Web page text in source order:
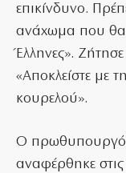
επικίνδυνο.
ανάχωμα που θα
Έλληνες».
«Αποκλείστε με
κουρελού».
Ο πρωθυπουργός
αναφέρθηκε στις